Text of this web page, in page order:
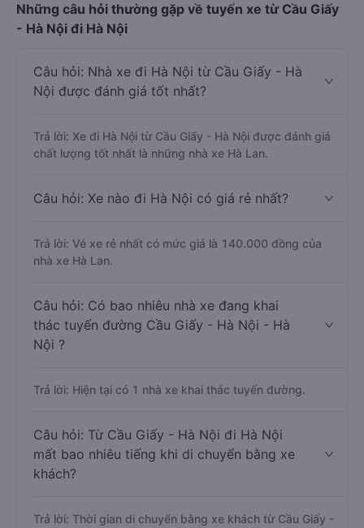
Những câu hỏi thường gặp về tuyến xe từ Cầu Giấy
- Hà Nội đi Hà Nội
Câu hỏi: Nhà xe đi Hà Nội từ Cầu Giấy - Hà
Nội được đánh giá tốt nhất?
Trả lời: Xe đi Hà Nội từ Cầu Giấy - Hà Nội được đánh giá
chất lượng tốt nhất là những nhà xe Hà Lan.
Câu hỏi: Xe nào đi Hà Nội có giá rẻ nhất?
Trả lời: Vé xe rẻ nhất có mức giá là 140.000 đồng của
nhà xe Hà Lan.
Câu hỏi: Có bao nhiêu nhà xe đang khai
thác tuyến đường Cầu Giấy - Hà Nội - Hà
Nội ?
Trả lời: Hiện tại có 1 nhà xe khai thác tuyến đường.
Câu hỏi: Từ Cầu Giấy - Hà Nội đi Hà Nội
mất bao nhiêu tiếng khi di chuyển bằng xe
khách?
Trả lời: Thời gian di chuyển bằng xe khách từ Cầu Giấy -